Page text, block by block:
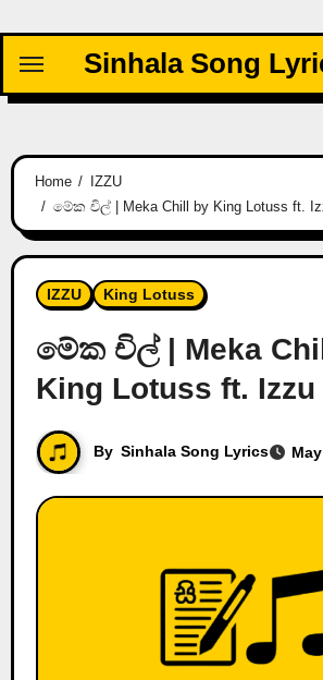
content
Sinhala Song
Home
IZZU
මේක චිල් | Meka Chill by King Lotuss ft.
IZZU King Lotuss
මේක චිල් | Meka
King Lotuss ft. Izzu
By Sinhala Song Lyrics